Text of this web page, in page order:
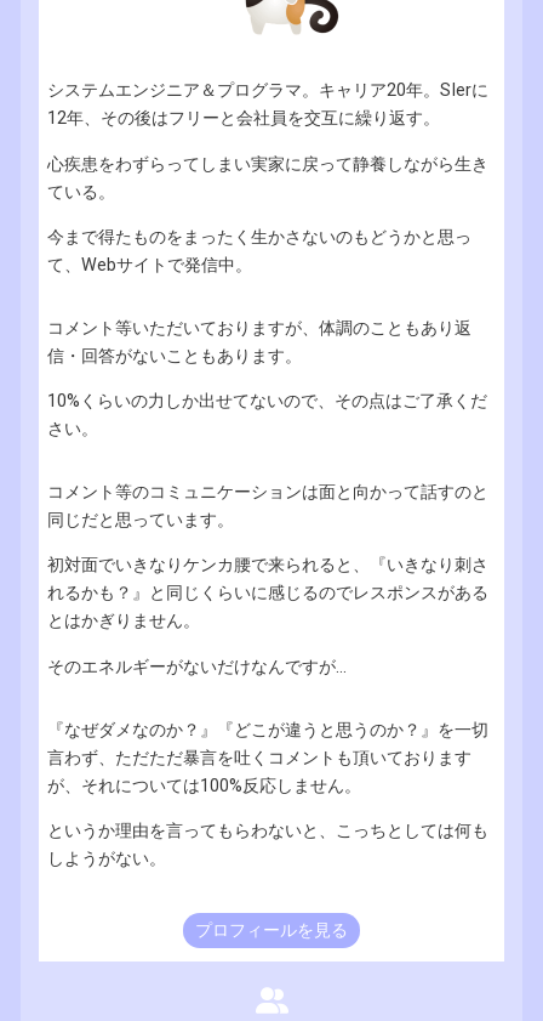
システムエンジニア＆プログラマ。キャリア20年。SIerに
12年、その後はフリーと会社員を交互に繰り返す。
心疾患をわずらってしまい実家に戻って静養しながら生き
ている。
今まで得たものをまったく生かさないのもどうかと思っ
て、Webサイトで発信中。
コメント等いただいておりますが、体調のこともあり返
信・回答がないこともあります。
10%くらいの力しか出せてないので、その点はご了承くだ
さい。
コメント等のコミュニケーションは面と向かって話すのと
同じだと思っています。
初対面でいきなりケンカ腰で来られると、『いきなり刺さ
れるかも？』と同じくらいに感じるのでレスポンスがある
とはかぎりません。
そのエネルギーがないだけなんですが...
『なぜダメなのか？』『どこが違うと思うのか？』を一切
言わず、ただただ暴言を吐くコメントも頂いております
が、それについては100%反応しません。
というか理由を言ってもらわないと、こっちとしては何も
しようがない。
プロフィールを見る